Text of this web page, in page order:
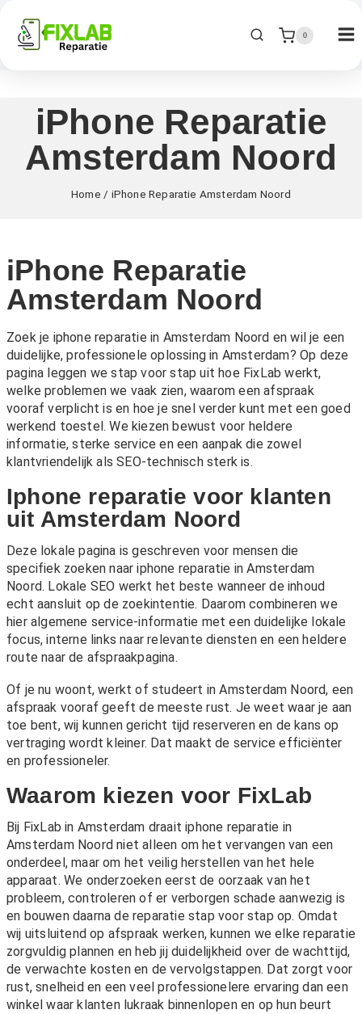
0
iPhone Reparatie
Amsterdam Noord
Home / iPhone Reparatie Amsterdam Noord
iPhone Reparatie
Amsterdam Noord
Zoek je iphone reparatie in Amsterdam Noord en wil je een
duidelijke, professionele oplossing in Amsterdam? Op deze
pagina leggen we stap voor stap uit hoe FixLab werkt,
welke problemen we vaak zien, waarom een afspraak
vooraf verplicht is en hoe je snel verder kunt met een goed
werkend toestel. We kiezen bewust voor heldere
informatie, sterke service en een aanpak die zowel
klantvriendelijk als SEO-technisch sterk is.
Iphone reparatie voor klanten
uit Amsterdam Noord
Deze lokale pagina is geschreven voor mensen die
specifiek zoeken naar iphone reparatie in Amsterdam
Noord. Lokale SEO werkt het beste wanneer de inhoud
echt aansluit op de zoekintentie. Daarom combineren we
hier algemene service-informatie met een duidelijke lokale
focus, interne links naar relevante diensten en een heldere
route naar de afspraakpagina.
Of je nu woont, werkt of studeert in Amsterdam Noord, een
afspraak vooraf geeft de meeste rust. Je weet waar je aan
toe bent, wij kunnen gericht tijd reserveren en de kans op
vertraging wordt kleiner. Dat maakt de service efficiënter
en professioneler.
Waarom kiezen voor FixLab
Bij FixLab in Amsterdam draait iphone reparatie in
Amsterdam Noord niet alleen om het vervangen van een
onderdeel, maar om het veilig herstellen van het hele
apparaat. We onderzoeken eerst de oorzaak van het
probleem, controleren of er verborgen schade aanwezig is
en bouwen daarna de reparatie stap voor stap op. Omdat
wij uitsluitend op afspraak werken, kunnen we elke reparatie
zorgvuldig plannen en heb jij duidelijkheid over de wachttijd,
de verwachte kosten en de vervolgstappen. Dat zorgt voor
rust, snelheid en een veel professionelere ervaring dan een
winkel waar klanten lukraak binnenlopen en op hun beurt